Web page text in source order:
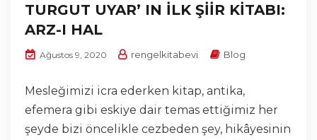
TURGUT UYAR’ IN İLK ŞİİR KİTABI:
ARZ-I HAL
Ağustos 9, 2020 rengelkitabevi Blog
Mesleğimizi icra ederken kitap, antika,
efemera gibi eskiye dair temas ettiğimiz her
şeyde bizi öncelikle cezbeden şey, hikâyesinin